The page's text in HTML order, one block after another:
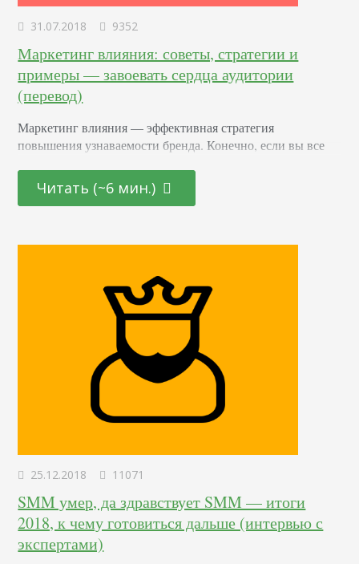
31.07.2018 9352
Маркетинг влияния: советы, стратегии и
примеры — завоевать сердца аудитории
(перевод)
Маркетинг влияния — эффективная стратегия
повышения узнаваемости бренда. Конечно, если вы все
маркетинговые кампании? Как выбирать нужных
влиятельных личностей? Я поделюсь своим опытом в
Читать (~6 мин.)
25.12.2018 11071
SMM умер, да здравствует SMM — итоги
2018, к чему готовиться дальше (интервью с
экспертами)